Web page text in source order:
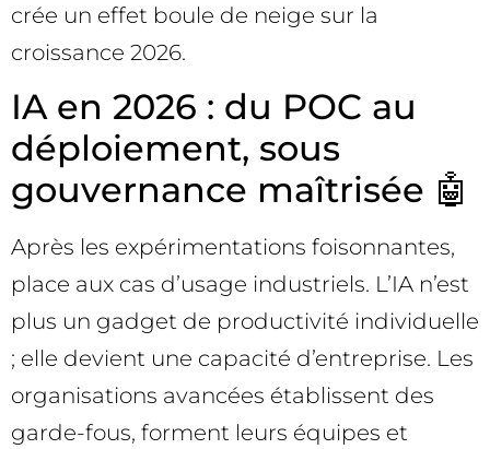
crée un effet boule de neige sur la
croissance 2026.
IA en 2026 : du POC au
déploiement, sous
gouvernance maîtrisée 🤖
Après les expérimentations foisonnantes,
place aux cas d’usage industriels. L’IA n’est
plus un gadget de productivité individuelle
; elle devient une capacité d’entreprise. Les
organisations avancées établissent des
garde-fous, forment leurs équipes et